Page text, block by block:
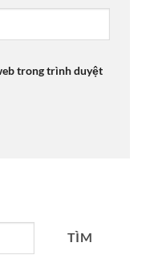
trong trình duyệt
TÌM